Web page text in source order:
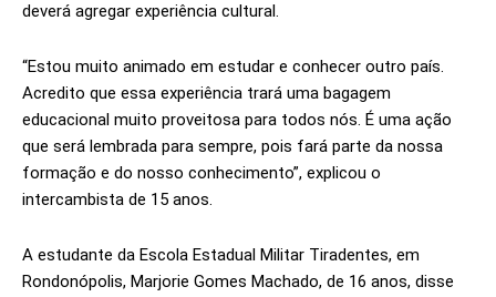
deverá agregar experiência cultural.
“Estou muito animado em estudar e conhecer outro país.
Acredito que essa experiência trará uma bagagem
educacional muito proveitosa para todos nós. É uma ação
que será lembrada para sempre, pois fará parte da nossa
formação e do nosso conhecimento”, explicou o
intercambista de 15 anos.
A estudante da Escola Estadual Militar Tiradentes, em
Rondonópolis, Marjorie Gomes Machado, de 16 anos, disse